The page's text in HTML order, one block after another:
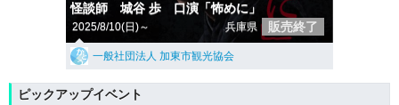
怪談師 城谷 歩 口演「怖めに」
2025/8/10(日)～ 兵庫県 販売終了
一般社団法人 加東市観光協会
ピックアップイベント